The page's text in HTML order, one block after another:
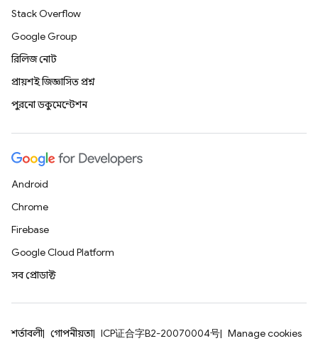
Stack Overflow
Google Group
রিলিজ নোট
প্রায়শই জিজ্ঞাসিত প্রশ্ন
পুরনো ডকুমেন্টেশন
Android
Chrome
Firebase
Google Cloud Platform
সব প্রোডাক্ট
শর্তাবলী গোপনীয়তা ICP证合字B2-20070004号 Manage cookies